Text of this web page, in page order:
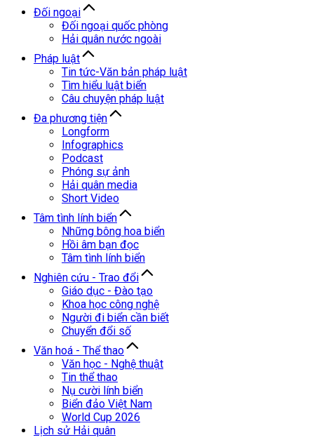
Đối ngoại
Đối ngoại quốc phòng
Hải quân nước ngoài
Pháp luật
Tin tức-Văn bản pháp luật
Tìm hiểu luật biển
Câu chuyện pháp luật
Đa phương tiện
Longform
Infographics
Podcast
Phóng sự ảnh
Hải quân media
Short Video
Tâm tình lính biển
Những bông hoa biển
Hồi âm bạn đọc
Tâm tình lính biển
Nghiên cứu - Trao đổi
Giáo dục - Đào tạo
Khoa học công nghệ
Người đi biển cần biết
Chuyển đổi số
Văn hoá - Thể thao
Văn học - Nghệ thuật
Tin thể thao
Nụ cười lính biển
Biển đảo Việt Nam
World Cup 2026
Lịch sử Hải quân